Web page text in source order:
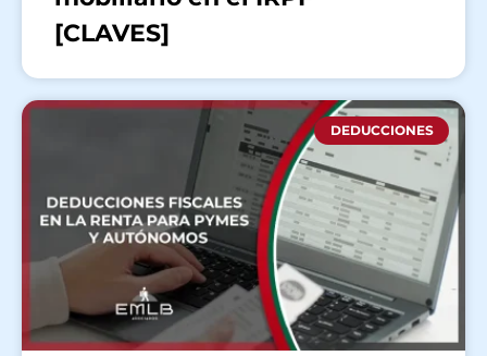
[CLAVES]
DEDUCCIONES